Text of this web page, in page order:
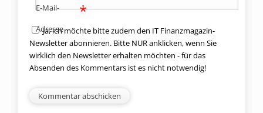
E-Mail-
Adresse
*
Ja, ich möchte bitte zudem den IT Finanzmagazin-
Newsletter abonnieren. Bitte NUR anklicken, wenn Sie
wirklich den Newsletter erhalten möchten - für das
Absenden des Kommentars ist es nicht notwendig!